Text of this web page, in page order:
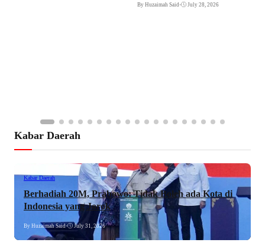
By Huzaimah Said• July 28, 2026
Kabar Daerah
Kabar Daerah
Berhadiah 20M, Prabowo: Tidak Boleh ada Kota di
Indonesia yang Jorok
By Huzaimah Said• July 31, 2026